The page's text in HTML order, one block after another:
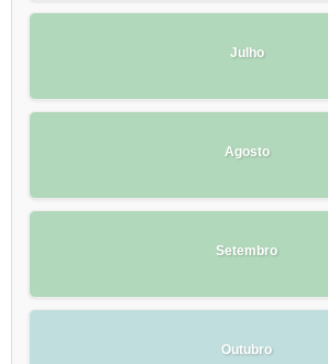
Julho
Agosto
Setembro
Outubro